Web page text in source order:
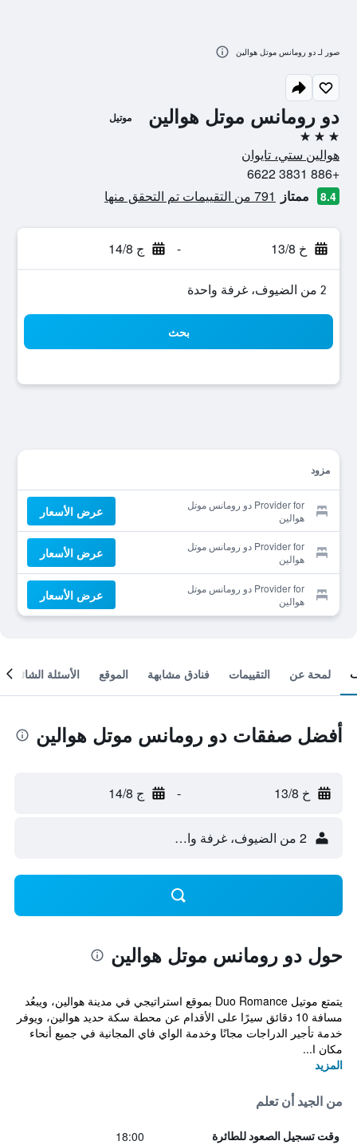
دو رومانس موتل هوالين موتيل
3 نجوم
هوالين ستي، تايوان
+886 3831 6622
8.4 ممتاز 791 من التقييمات تم التحقق منها
خ 13/8 - ج 14/8
2 من الضيوف، غرفة واحدة
بحث
مزود
Provider for دو رومانس موتل
هوالين
عرض الأسعار
Provider for دو رومانس موتل
هوالين
عرض الأسعار
Provider for دو رومانس موتل
هوالين
عرض الأسعار
صور لـ دو رومانس موتل هوالين
لمحة عن التقييمات فنادق مشابهة الموقع الأسئلة الشائعة
أفضل صفقات دو رومانس موتل هوالين
خ 13/8 - ج 14/8
2 من الضيوف، غرفة واحدة
حول دو رومانس موتل هوالين
يتمتع موتيل Duo Romance بموقع استراتيجي في مدينة هوالين، ويبعُد
مسافة 10 دقائق سيرًا على الأقدام عن محطة سكة حديد هوالين، ويوفر
خدمة تأجير الدراجات مجانًا وخدمة الواي فاي المجانية في جميع أنحاء
مكان ا...
المزيد
من الجيد أن تعلم
وقت تسجيل الصعود للطائرة 18:00